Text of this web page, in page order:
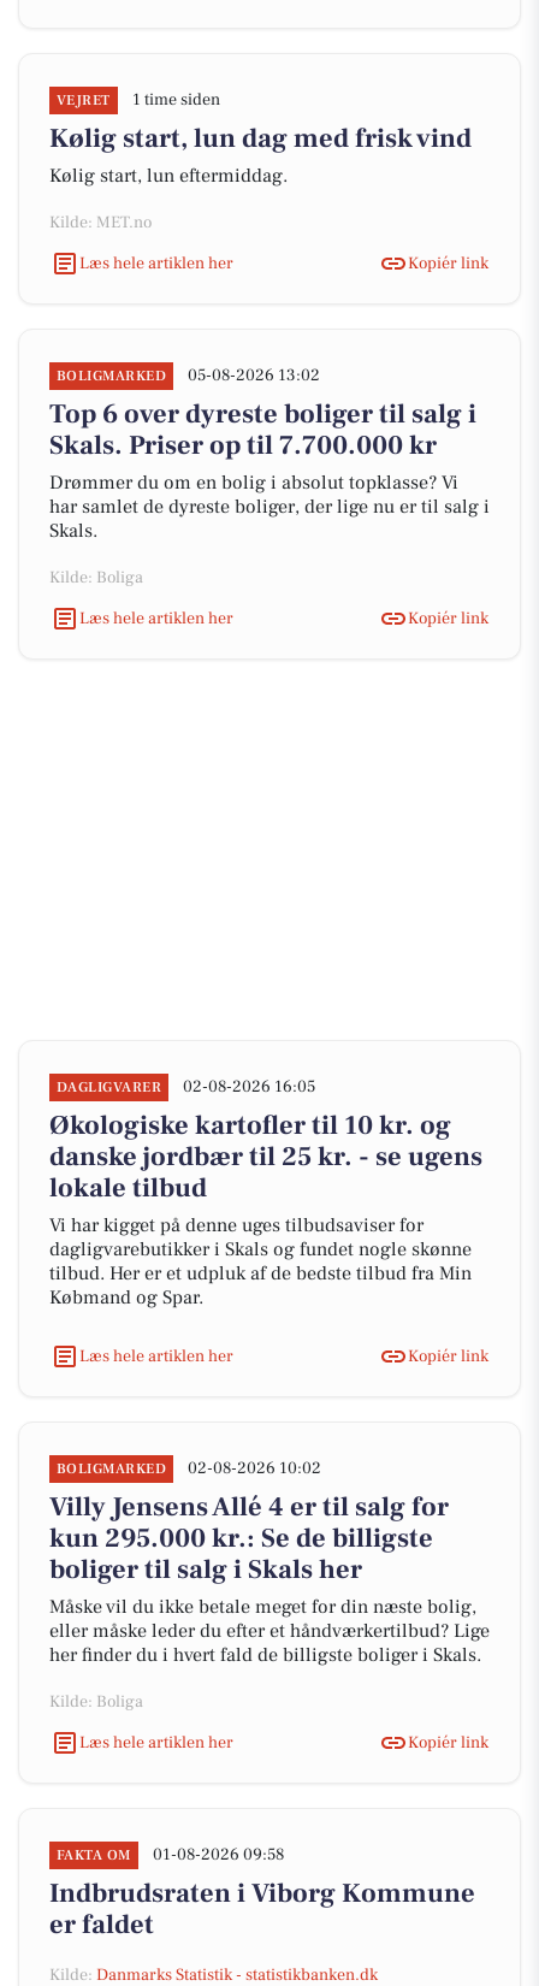
VEJRET 1 time siden
Kølig start, lun dag med frisk vind
Kølig start, lun eftermiddag.
Kilde: MET.no
Læs hele artiklen her
Kopiér link
BOLIGMARKED 05-08-2026 13:02
Top 6 over dyreste boliger til salg i
Skals. Priser op til 7.700.000 kr
Drømmer du om en bolig i absolut topklasse? Vi
har samlet de dyreste boliger, der lige nu er til salg i
Skals.
Kilde: Boliga
Læs hele artiklen her
Kopiér link
DAGLIGVARER 02-08-2026 16:05
Økologiske kartofler til 10 kr. og
danske jordbær til 25 kr. - se ugens
lokale tilbud
Vi har kigget på denne uges tilbudsaviser for
dagligvarebutikker i Skals og fundet nogle skønne
tilbud. Her er et udpluk af de bedste tilbud fra Min
Købmand og Spar.
Læs hele artiklen her Kopiér link
BOLIGMARKED 02-08-2026 10:02
Villy Jensens Allé 4 er til salg for
kun 295.000 kr.: Se de billigste
boliger til salg i Skals her
Måske vil du ikke betale meget for din næste bolig,
eller måske leder du efter et håndværkertilbud? Lige
her finder du i hvert fald de billigste boliger i Skals.
Kilde: Boliga
Læs hele artiklen her
Kopiér link
FAKTA OM 01-08-2026 09:58
Indbrudsraten i Viborg Kommune
er faldet
Kilde: Danmarks Statistik - statistikbanken.dk